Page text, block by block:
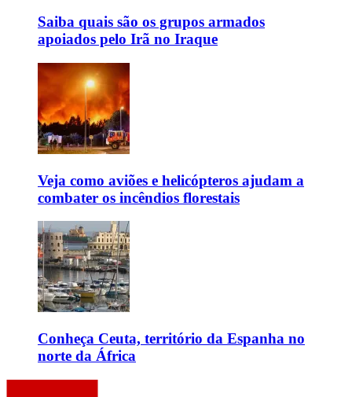
Saiba quais são os grupos armados
apoiados pelo Irã no Iraque
Veja como aviões e helicópteros ajudam a
combater os incêndios florestais
Conheça Ceuta, território da Espanha no
norte da África